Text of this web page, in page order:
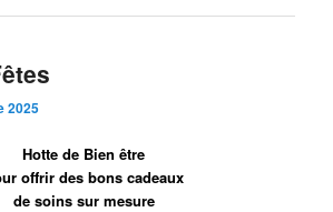
2025
Hotte de Bien être
offrir des bons cadeaux
de soins sur mesure